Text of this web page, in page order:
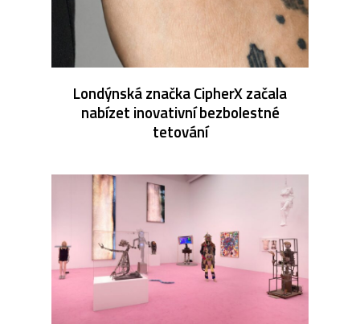
Londýnská značka CipherX začala
nabízet inovativní bezbolestné
tetování